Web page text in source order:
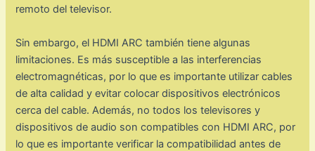
remoto del televisor.
Sin embargo, el HDMI ARC también tiene algunas
limitaciones. Es más susceptible a las interferencias
electromagnéticas, por lo que es importante utilizar cables
de alta calidad y evitar colocar dispositivos electrónicos
cerca del cable. Además, no todos los televisores y
dispositivos de audio son compatibles con HDMI ARC, por
lo que es importante verificar la compatibilidad antes de